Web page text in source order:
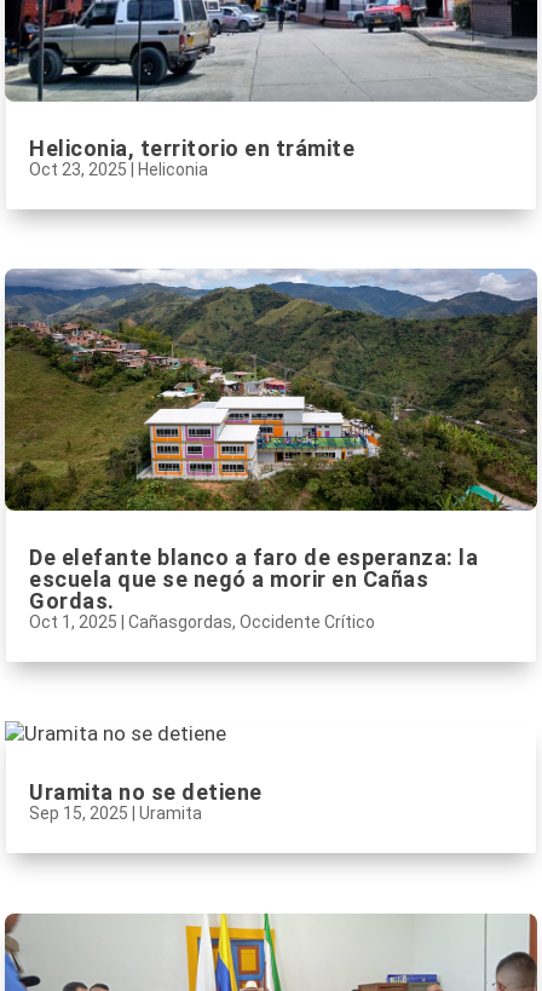
Heliconia, territorio en trámite
Oct 23, 2025 | Heliconia
De elefante blanco a faro de esperanza: la
escuela que se negó a morir en Cañas
Gordas.
Oct 1, 2025 Cañasgordas, Occidente Crítico
Uramita no se detiene
Sep 15, 2025 Uramita